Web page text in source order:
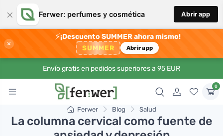
× Ferwer: perfumes y cosmética Abrir app
×
⚡¡Descuento SUMMER ahora mismo!
SUMMER Abrir app
Envío gratis en pedidos superiores a 95 EUR
0
Ferwer Blog Salud
La columna cervical como fuente de